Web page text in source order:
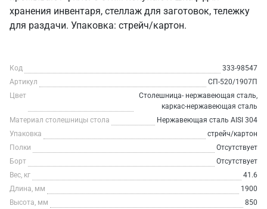
хранения инвентаря, стеллаж для заготовок, тележку
для раздачи. Упаковка: стрейч/картон.
Код
333-98547
Артикул
СП-520/1907П
Цвет
Столешница- нержавеющая сталь,
каркас-нержавеющая сталь
Материал столешницы стола
Нержавеющая сталь AISI 304
Упаковка
стрейч/картон
Полки
Отсутствует
Борт
Отсутствует
Вес, кг
41.6
Длина, мм
1900
Высота, мм
850